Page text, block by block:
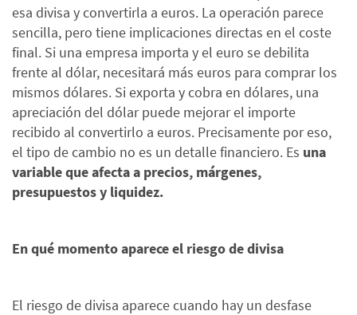
esa divisa y convertirla a euros. La operación parece
sencilla, pero tiene implicaciones directas en el coste
final. Si una empresa importa y el euro se debilita
frente al dólar, necesitará más euros para comprar los
mismos dólares. Si exporta y cobra en dólares, una
apreciación del dólar puede mejorar el importe
recibido al convertirlo a euros. Precisamente por eso,
el tipo de cambio no es un detalle financiero. Es una
variable que afecta a precios, márgenes,
presupuestos y liquidez.
En qué momento aparece el riesgo de divisa
El riesgo de divisa aparece cuando hay un desfase